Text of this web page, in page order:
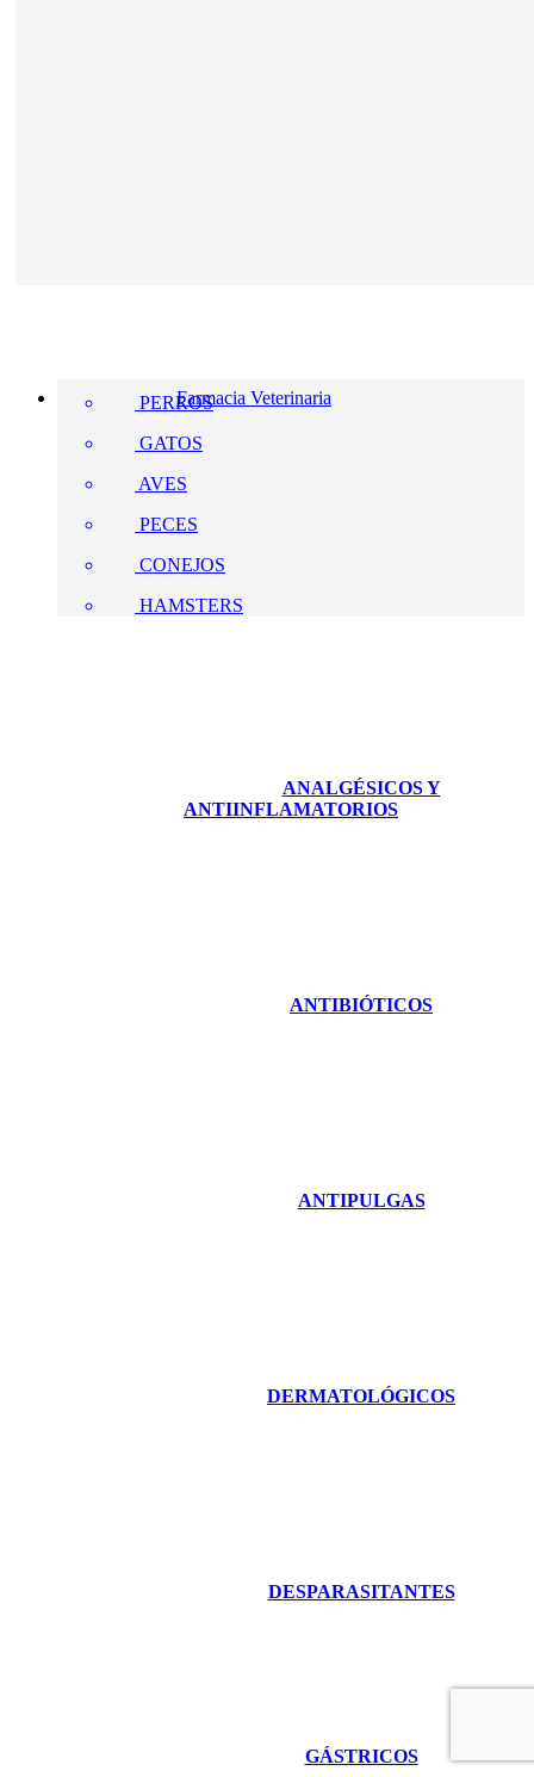
Farmacia Veterinaria
PERROS
GATOS
AVES
PECES
CONEJOS
HAMSTERS
ANALGÉSICOS Y
ANTIINFLAMATORIOS
ANTIBIÓTICOS
ANTIPULGAS
DERMATOLÓGICOS
DESPARASITANTES
GÁSTRICOS